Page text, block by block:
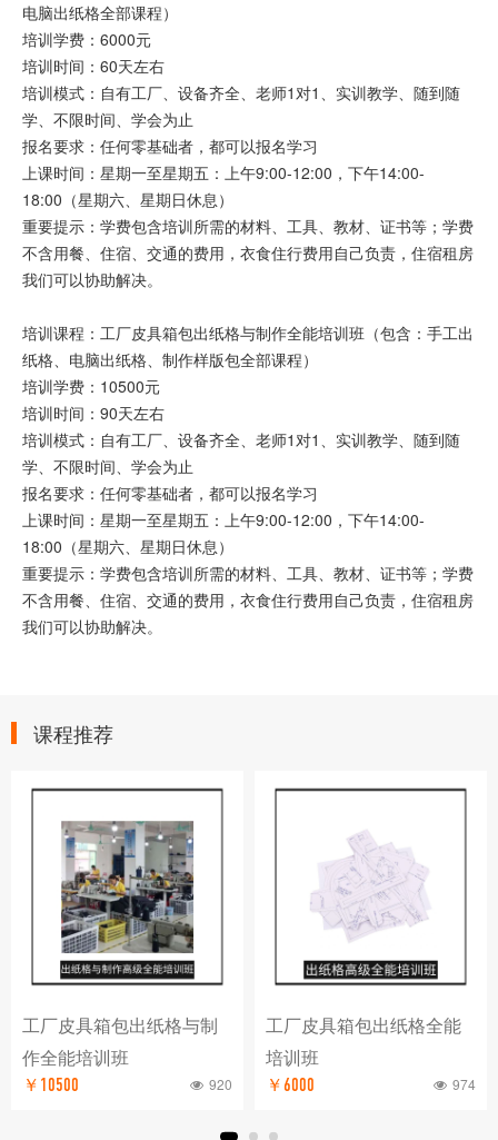
电脑出纸格全部课程）
培训学费：6000元
培训时间：60天左右
培训模式：自有工厂、设备齐全、老师1对1、实训教学、随到随
学、不限时间、学会为止
报名要求：任何零基础者，都可以报名学习
上课时间：星期一至星期五：上午9:00-12:00，下午14:00-
18:00（星期六、星期日休息）
重要提示：学费包含培训所需的材料、工具、教材、证书等；学费
不含用餐、住宿、交通的费用，衣食住行费用自己负责，住宿租房
我们可以协助解决。
培训课程：工厂皮具箱包出纸格与制作全能培训班（包含：手工出
纸格、电脑出纸格、制作样版包全部课程）
培训学费：10500元
培训时间：90天左右
培训模式：自有工厂、设备齐全、老师1对1、实训教学、随到随
学、不限时间、学会为止
报名要求：任何零基础者，都可以报名学习
上课时间：星期一至星期五：上午9:00-12:00，下午14:00-
18:00（星期六、星期日休息）
重要提示：学费包含培训所需的材料、工具、教材、证书等；学费
不含用餐、住宿、交通的费用，衣食住行费用自己负责，住宿租房
我们可以协助解决。
课程推荐
920
工厂皮具箱包出纸格全能
培训班
￥6000 974
工厂皮具箱包制作样版
培训班
￥4500